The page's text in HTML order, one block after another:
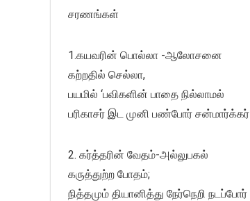
சரணங்கள்
1.கயவரின் பொல்லா -ஆலோசனை
கற்றதில் செல்லா,
பயமில் ‘பவிகளின் பாதை நில்லாமல்
பரிகாசர் இட முனி பண்போர் சன்மார்க்கர்
2. கர்த்தரின் வேதம்-அல்லுபகல்
கருத்துற்ற போதம்;
நித்தமும் தியானித்து நேர்நெறி நடப்போர்